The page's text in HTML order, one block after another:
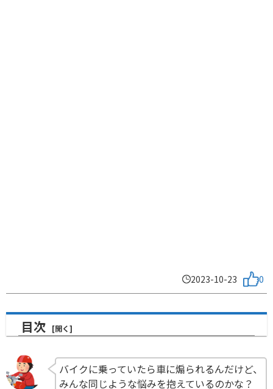
2023-10-23 0
目次
バイクに乗っていたら車に煽られるんだけど、
みんな同じような悩みを抱えているのかな？